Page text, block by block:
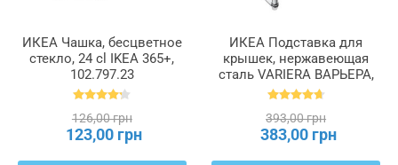
ИКЕА Чашка, бесцветное
стекло, 24 cl IKEA 365+,
102.797.23
126,00 грн
123,00 грн
ИКЕА Подставка для
крышек, нержавеющая
сталь VARIERA ВАРЬЕРА,
701.548.00
393,00 грн
383,00 грн